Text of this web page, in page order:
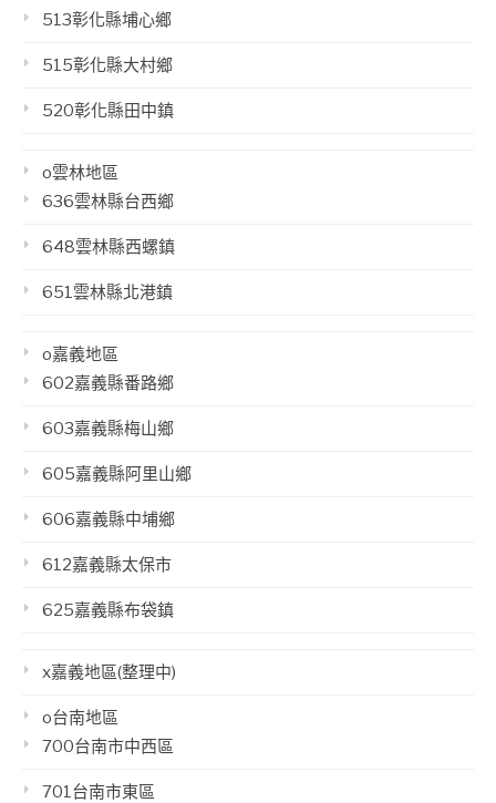
513彰化縣埔心鄉
515彰化縣大村鄉
520彰化縣田中鎮
o雲林地區
636雲林縣台西鄉
648雲林縣西螺鎮
651雲林縣北港鎮
o嘉義地區
602嘉義縣番路鄉
603嘉義縣梅山鄉
605嘉義縣阿里山鄉
606嘉義縣中埔鄉
612嘉義縣太保市
625嘉義縣布袋鎮
x嘉義地區(整理中)
o台南地區
700台南市中西區
701台南市東區